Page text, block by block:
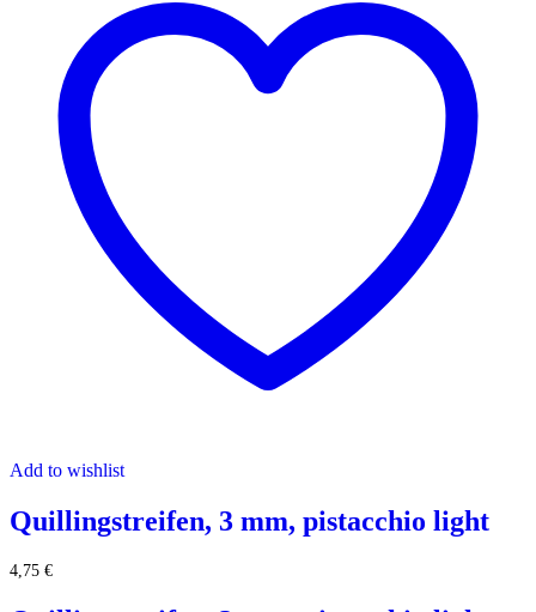
Add to wishlist
Quillingstreifen, 3 mm, pistacchio light
4,75 €